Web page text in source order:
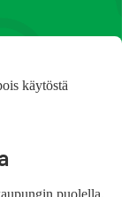
käytöstä
puolella.